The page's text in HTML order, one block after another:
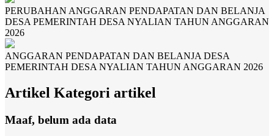
PERUBAHAN ANGGARAN PENDAPATAN DAN BELANJA
DESA PEMERINTAH DESA NYALIAN TAHUN ANGGARAN
2026
ANGGARAN PENDAPATAN DAN BELANJA DESA
PEMERINTAH DESA NYALIAN TAHUN ANGGARAN 2026
Artikel Kategori artikel
Maaf, belum ada data